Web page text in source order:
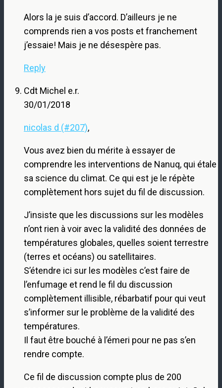
Alors la je suis d’accord. D’ailleurs je ne
comprends rien a vos posts et franchement
j’essaie! Mais je ne désespère pas.
Reply
Cdt Michel e.r.
30/01/2018
nicolas d (#207),
Vous avez bien du mérite à essayer de
comprendre les interventions de Nanuq, qui étale
sa science du climat. Ce qui est je le répète
complètement hors sujet du fil de discussion.
J’insiste que les discussions sur les modèles
n’ont rien à voir avec la validité des données de
températures globales, quelles soient terrestre
(terres et océans) ou satellitaires.
S’étendre ici sur les modèles c’est faire de
l’enfumage et rend le fil du discussion
complètement illisible, rébarbatif pour qui veut
s’informer sur le problème de la validité des
températures.
Il faut être bouché à l’émeri pour ne pas s’en
rendre compte.
Ce fil de discussion compte plus de 200